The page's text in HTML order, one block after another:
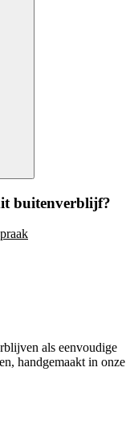
buitenverblijf?
als eenvoudige
handgemaakt in onze